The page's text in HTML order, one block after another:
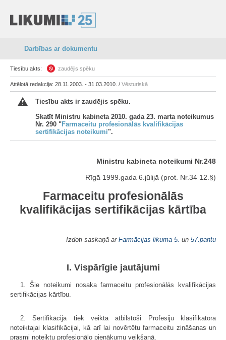
Darbības ar dokumentu
Tiesību akts: zaudējis spēku
Attēlotā redakcija: 28.11.2003. - 31.03.2010. / Vēsturiskā
Tiesību akts ir zaudējis spēku.
Skatīt Ministru kabineta 2010. gada 23. marta noteikumus
Nr. 290 "Farmaceitu profesionālās kvalifikācijas
sertifikācijas noteikumi".
Ministru kabineta noteikumi Nr.248
Rīgā 1999.gada 6.jūlijā (prot. Nr.34 12.§)
Farmaceitu profesionālās
kvalifikācijas sertifikācijas kārtība
Izdoti saskaņā ar Farmācijas likuma 5. un 57.pantu
I. Vispārīgie jautājumi
1. Šie noteikumi nosaka farmaceitu profesionālās kvalifikācijas
sertifikācijas kārtību.
2. Sertifikācija tiek veikta atbilstoši Profesiju klasifikatora
noteiktajai klasifikācijai, kā arī lai novērtētu farmaceitu zināšanas un
prasmi noteiktu profesionālo pienākumu veikšanā.